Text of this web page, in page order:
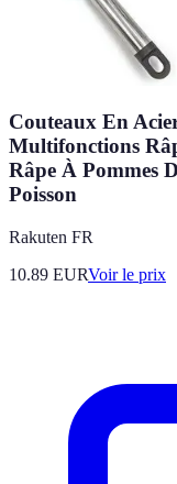
Couteaux En
Multifonctions
Râpe À Pommes
Poisson
Rakuten FR
10.89 EURVoir le prix